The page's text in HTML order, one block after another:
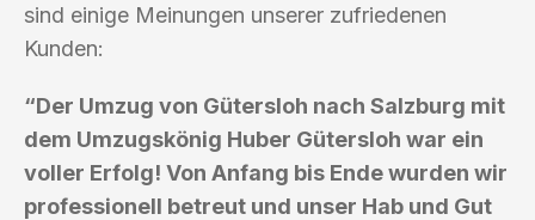
sind einige Meinungen unserer zufriedenen
Kunden:
“Der Umzug von Gütersloh nach Salzburg mit
dem Umzugskönig Huber Gütersloh war ein
voller Erfolg! Von Anfang bis Ende wurden wir
professionell betreut und unser Hab und Gut